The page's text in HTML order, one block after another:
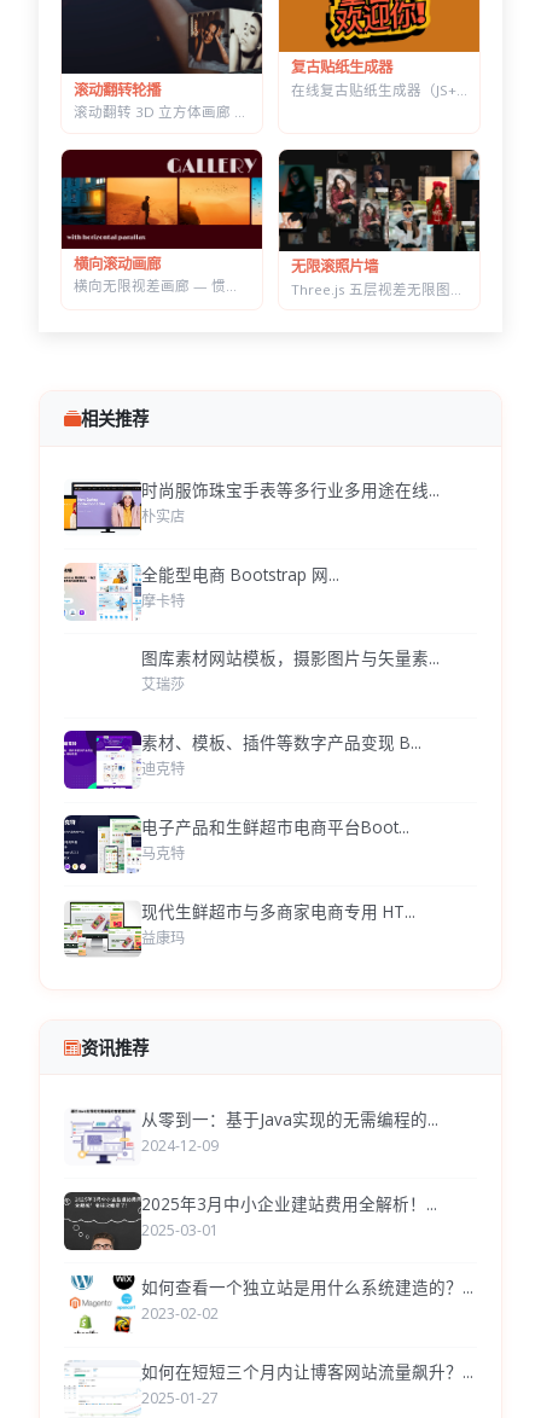
滚动翻转轮播
滚动翻转 3D 立方体画廊 — 六面切换背景同步变化，CSS 3D 实现
复古贴纸生成器
横向滚动画廊
横向无限视差画廊 — 惯性滚动自动吸附居中，纯原生 JS 实现
无限滚照片墙
相关推荐
时尚服饰珠宝手表等多行业多用途在线...
朴实店
全能型电商 Bootstrap 网...
摩卡特
图库素材网站模板，摄影图片与矢量素...
艾瑞莎
素材、模板、插件等数字产品变现 B...
迪克特
电子产品和生鲜超市电商平台Boot...
马克特
现代生鲜超市与多商家电商专用 HT...
益康玛
资讯推荐
从零到一：基于Java实现的无需编程的...
2024-12-09
2025年3月中小企业建站费用全解析！...
2025-03-01
如何查看一个独立站是用什么系统建造的？...
2023-02-02
如何在短短三个月内让博客网站流量飙升？...
2025-01-27